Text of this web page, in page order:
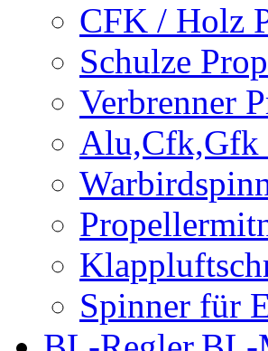
CFK / Holz
Schulze
Verbrenner
Alu,Cfk,Gfk
Spinner für